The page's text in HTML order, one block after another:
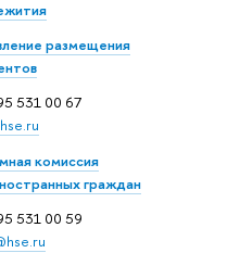
размещения
531 00 67
комиссия
граждан
531 00 59